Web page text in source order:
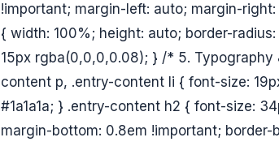
!important; margin-left: auto; margin-
{ width: 100%; height: auto; border-
15px rgba(0,0,0,0.08); } /* 5.
content p, .entry-content li { font-size:
#1a1a1a; } .entry-content h2 { font-size:
margin-bottom: 0.8em !important;